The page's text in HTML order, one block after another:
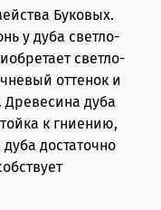
Буковых.
у дуба светло-
светло-
оттенок и
Древесина дуба
к гниению,
достаточно